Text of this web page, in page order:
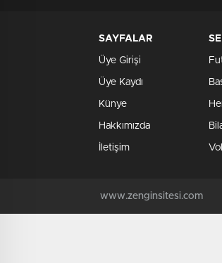
SAYFALAR
Üye Girişi
Üye Kaydı
Künye
Hakkımızda
İletişim
www.zenginsitesi.com